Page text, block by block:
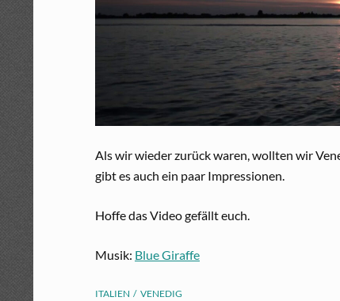
Als wir wieder zurück waren, wollten wir
gibt es auch ein paar Impressionen.
Hoffe das Video gefällt euch.
Musik: Blue Giraffe
ITALIEN VENEDIG